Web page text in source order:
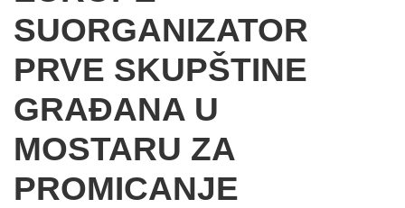
SUORGANIZATOR
PRVE SKUPŠTINE
GRAĐANA U
MOSTARU ZA
PROMICANJE